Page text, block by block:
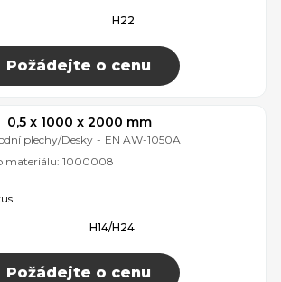
H22
Požádejte o cenu
0,5 x 1000 x 2000 mm
plechy/Desky - EN AW-1050A
materiálu: 1000008
H14/H24
Požádejte o cenu